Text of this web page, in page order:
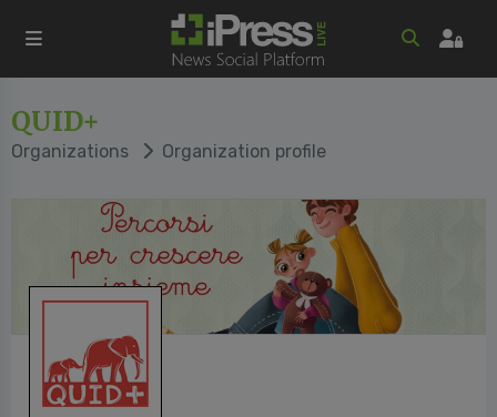
QUID+
Organizations Organization profile